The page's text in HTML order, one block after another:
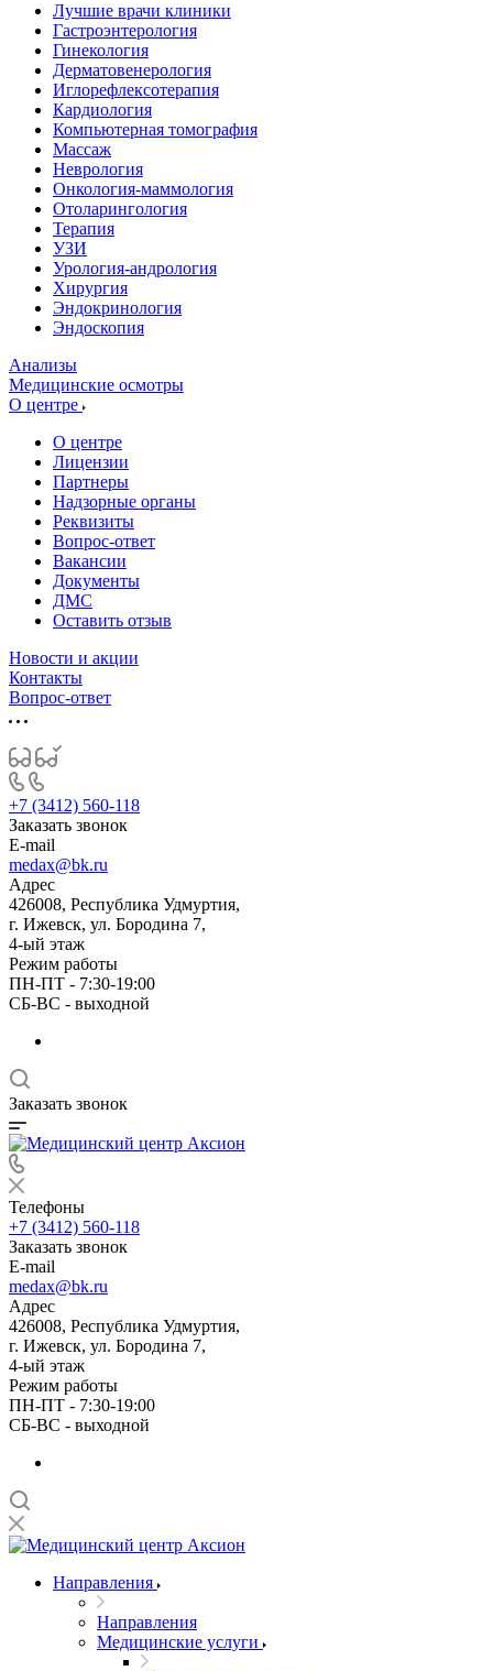
Лучшие врачи клиники
Гастроэнтерология
Гинекология
Дерматовенерология
Иглорефлексотерапия
Кардиология
Компьютерная томография
Массаж
Неврология
Онкология-маммология
Отоларингология
Терапия
УЗИ
Урология-андрология
Хирургия
Эндокринология
Эндоскопия
Анализы
Медицинские осмотры
О центре
О центре
Лицензии
Партнеры
Надзорные органы
Реквизиты
Вопрос-ответ
Вакансии
Документы
ДМС
Оставить отзыв
Новости и акции
Контакты
Вопрос-ответ
+7 (3412) 560-118
Заказать звонок
E-mail
medax@bk.ru
Адрес
426008, Республика Удмуртия,
г. Ижевск, ул. Бородина 7,
4-ый этаж
Режим работы
ПН-ПТ - 7:30-19:00
СБ-ВС - выходной
Заказать звонок
Телефоны
+7 (3412) 560-118
Заказать звонок
E-mail
medax@bk.ru
Адрес
426008, Республика Удмуртия,
г. Ижевск, ул. Бородина 7,
4-ый этаж
Режим работы
ПН-ПТ - 7:30-19:00
СБ-ВС - выходной
Направления
Направления
Медицинские услуги